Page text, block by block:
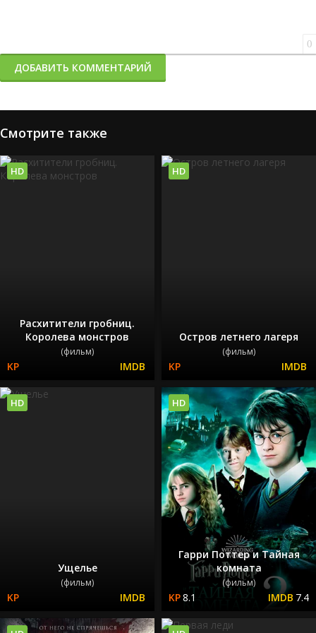
0
ДОБАВИТЬ КОММЕНТАРИЙ
Смотрите также
Расхитители гробниц.
Королева монстров
(фильм)
HD
Остров летнего лагеря
(фильм)
HD
Ущелье
(фильм)
HD
Гарри Поттер и Тайная
комната
(фильм)
8.1 7.4
HD